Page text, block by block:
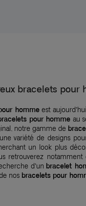
bracelets pour
hommeest
pour homme au
notre gamme de
variété de designs
un look plus
retrouverez notamment
d’un bracelet
nos bracelets pour